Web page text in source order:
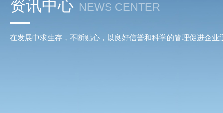
资讯中心 NEWS CENTER
在发展中求生存，不断贴心，以良好信誉和科学的管理促进企业